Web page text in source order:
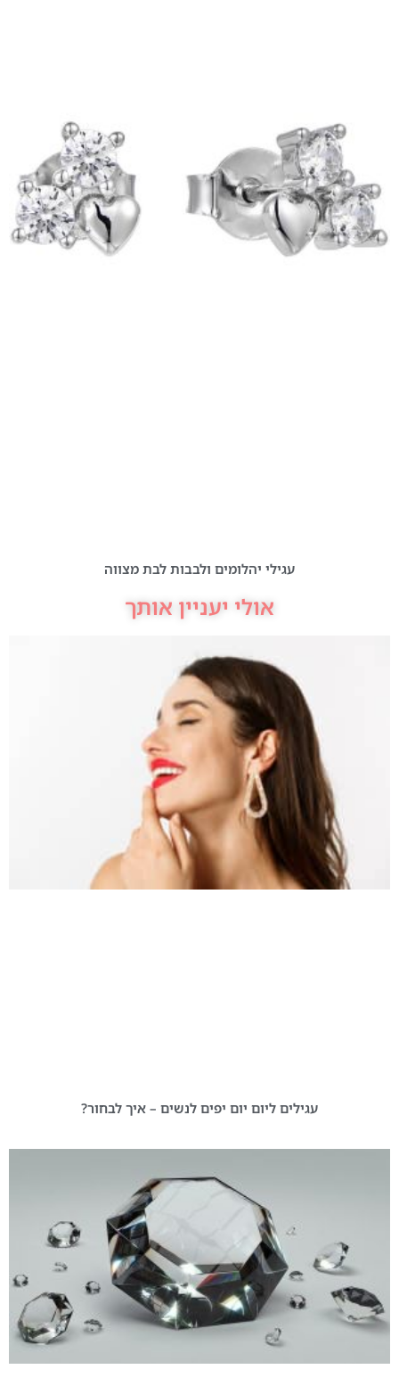
עגילי יהלומים ולבבות לבת מצווה
אולי יעניין אותך
עגילים ליום יום יפים לנשים – איך לבחור?